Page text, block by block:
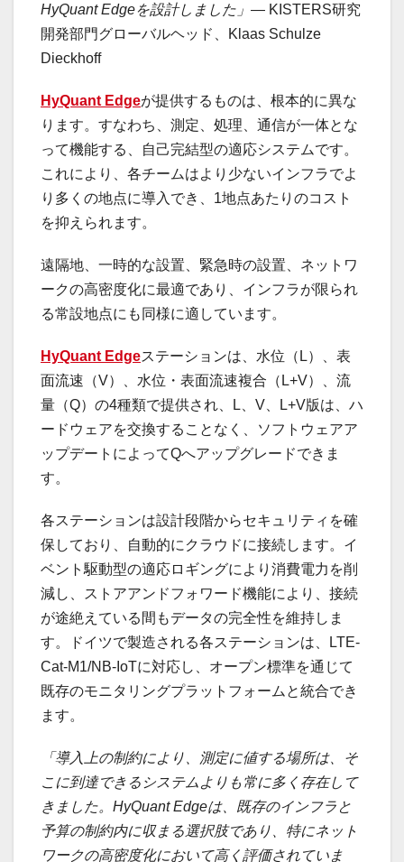
HyQuant Edgeを設計しました」 — KISTERS研究
開発部門グローバルヘッド、Klaas Schulze
Dieckhoff
HyQuant Edgeが提供するものは、根本的に異な
ります。すなわち、測定、処理、通信が一体とな
って機能する、自己完結型の適応システムです。
これにより、各チームはより少ないインフラでよ
り多くの地点に導入でき、1地点あたりのコスト
を抑えられます。
遠隔地、一時的な設置、緊急時の設置、ネットワ
ークの高密度化に最適であり、インフラが限られ
る常設地点にも同様に適しています。
HyQuant Edgeステーションは、水位（L）、表
面流速（V）、水位・表面流速複合（L+V）、流
量（Q）の4種類で提供され、L、V、L+V版は、ハ
ードウェアを交換することなく、ソフトウェアア
ップデートによってQへアップグレードできま
す。
各ステーションは設計段階からセキュリティを確
保しており、自動的にクラウドに接続します。イ
ベント駆動型の適応ロギングにより消費電力を削
減し、ストアアンドフォワード機能により、接続
が途絶えている間もデータの完全性を維持しま
す。ドイツで製造される各ステーションは、LTE-
Cat-M1/NB-IoTに対応し、オープン標準を通じて
既存のモニタリングプラットフォームと統合でき
ます。
「導入上の制約により、測定に値する場所は、そ
こに到達できるシステムよりも常に多く存在して
きました。HyQuant Edgeは、既存のインフラと
予算の制約内に収まる選択肢であり、特にネット
ワークの高密度化において高く評価されていま